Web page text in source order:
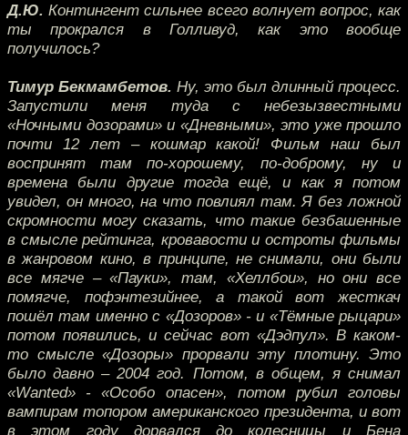
Д.Ю. Контингент сильнее всего волнует вопрос, как
ты прокрался в Голливуд, как это вообще
получилось?
Тимур Бекмамбетов. Ну, это был длинный процесс.
Запустили меня туда с небезызвестными
«Ночными дозорами» и «Дневными», это уже прошло
почти 12 лет – кошмар какой! Фильм наш был
воспринят там по-хорошему, по-доброму, ну и
времена были другие тогда ещё, и как я потом
увидел, он много, на что повлиял там. Я без ложной
скромности могу сказать, что такие безбашенные
в смысле рейтинга, кровавости и остроты фильмы
в жанровом кино, в принципе, не снимали, они были
все мягче – «Пауки», там, «Хеллбои», но они все
помягче, пофэнтезийнее, а такой вот жесткач
пошёл там именно с «Дозоров» - и «Тёмные рыцари»
потом появились, и сейчас вот «Дэдпул». В каком-
то смысле «Дозоры» прорвали эту плотину. Это
было давно – 2004 год. Потом, в общем, я снимал
«Wanted» - «Особо опасен», потом рубил головы
вампирам топором американского президента, и вот
в этом году дорвался до колесницы и Бена